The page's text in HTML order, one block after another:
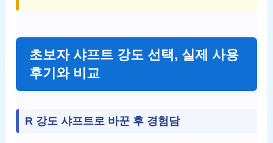
초보자 샤프트 강도 선택, 실제 사용
후기와 비교
R 강도 샤프트로 바꾼 후 경험담